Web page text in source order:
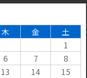
木 金
土
1
6 7
8
13 14
15